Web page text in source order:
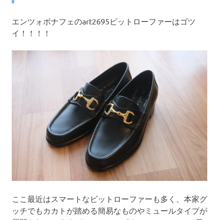
エンツォボナフェのart2695ビットローファーはゴツ
イ！！！！
ここ最近はスマートなビットローファーも多く、本家グ
ッチでもカカトが踏める簡易なものやミュールタイプが